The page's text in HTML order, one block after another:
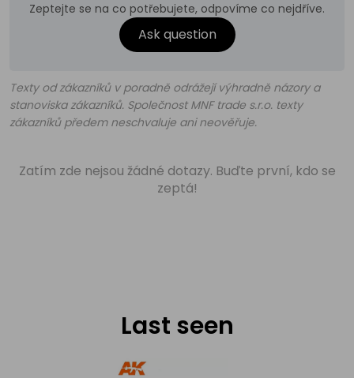
Zeptejte se na co potřebujete, odpovíme co nejdříve.
Ask question
Texty od zákazníků v poradně odrážejí výhradně názory a
stanoviska zákazníků. Společnost MNF trade s.r.o. texty
zákazníků předem neschvaluje ani neověřuje.
Zatím zde nejsou žádné dotazy. Buďte první, kdo se
zeptá!
Last seen